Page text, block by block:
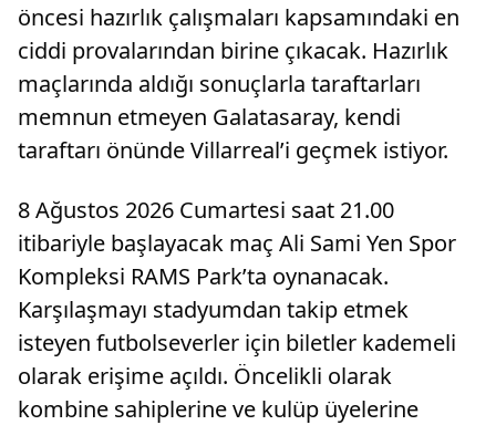
öncesi hazırlık çalışmaları kapsamındaki en
ciddi provalarından birine çıkacak. Hazırlık
maçlarında aldığı sonuçlarla taraftarları
memnun etmeyen Galatasaray, kendi
taraftarı önünde Villarreal’i geçmek istiyor.
8 Ağustos 2026 Cumartesi saat 21.00
itibariyle başlayacak maç Ali Sami Yen Spor
Kompleksi RAMS Park’ta oynanacak.
Karşılaşmayı stadyumdan takip etmek
isteyen futbolseverler için biletler kademeli
olarak erişime açıldı. Öncelikli olarak
kombine sahiplerine ve kulüp üyelerine